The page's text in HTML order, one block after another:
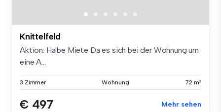
Knittelfeld
Aktion: Halbe Miete Da es sich bei der Wohnung um
eine A...
3 Zimmer Wohnung 72 m²
€ 497 Mehr sehen